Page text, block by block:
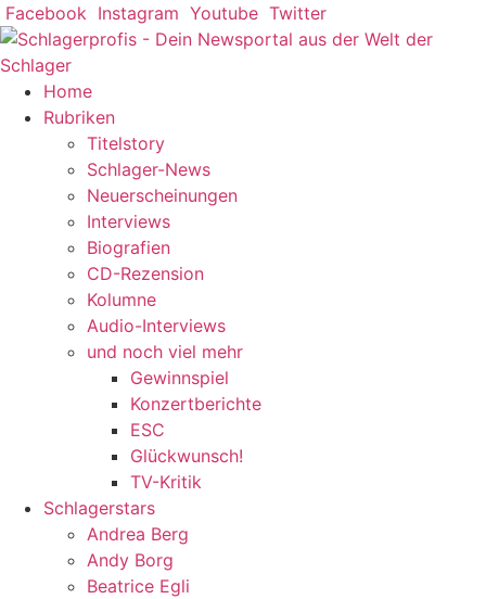
Zum
Inhalt
springen
Facebook Instagram Youtube Twitter
Home
Rubriken
Titelstory
Schlager-News
Neuerscheinungen
Interviews
Biografien
CD-Rezension
Kolumne
Audio-Interviews
und noch viel mehr
Gewinnspiel
Konzertberichte
ESC
Glückwunsch!
TV-Kritik
Schlagerstars
Andrea Berg
Andy Borg
Beatrice Egli